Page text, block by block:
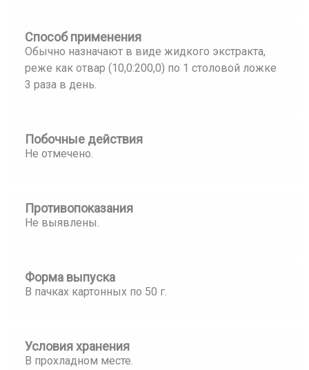
Способ применения
Обычно назначают в виде жидкого экстракта,
реже как отвар (10,0:200,0) по 1 столовой ложке
3 раза в день.
Побочные действия
Не отмечено.
Противопоказания
Не выявлены.
Форма выпуска
В пачках картонных по 50 г.
Условия хранения
В прохладном месте.